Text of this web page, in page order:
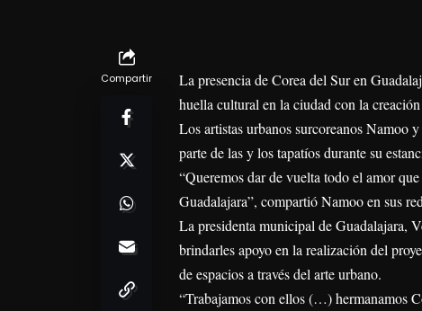
Compartir
La presencia de Corea del Sur en
huella cultural en la ciudad con la
Los artistas urbanos surcoreanos Namoo
parte de las y los tapatíos durante su
“Queremos dar de vuelta todo el amor
Guadalajara”, compartió Namoo en sus
La presidenta municipal de Guadalajara,
brindarles apoyo en la realización del
de espacios a través del arte urbano.
“Trabajamos con ellos (…) hermanamos